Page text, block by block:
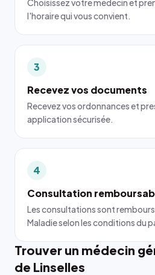
Choisissez votre médecin et
l'horaire qui vous convient.
3
Recevez vos documents
Recevez vos ordonnances et
application sécurisée.
4
Consultation
Les consultations sont
Maladie selon les conditions du
Trouver un médecin
de Linselles